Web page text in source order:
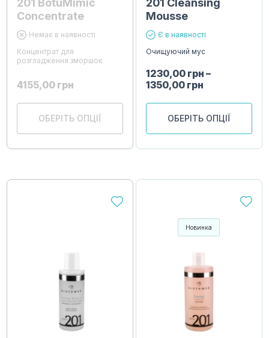
Concentrate
Немає в наявності
Концентрат для
розгладження зморшок
4155,00 грн
ОБЕРІТЬ ОПЦІЇ
Mousse
Є в наявності
Очищуючий мус
1230,00 грн –
1350,00 грн
ОБЕРІТЬ ОПЦІЇ
Новинка